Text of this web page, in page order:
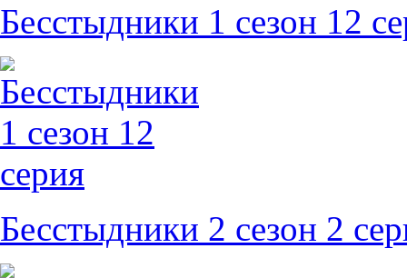
Бесстыдники 1 сезон 12
Бесстыдники 2 сезон 2